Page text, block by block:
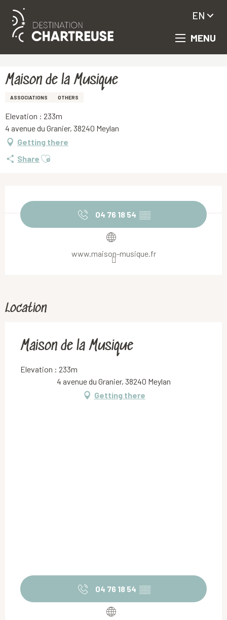
Aller
principal
MENU
EN
Maison de la Musique
ASSOCIATIONS OTHERS
Elevation : 233m
4 avenue du Granier, 38240 Meylan
Getting there
Share Ajouter aux favoris
04 76 18 54 ▒▒
www.maison-musique.fr
Location
Maison de la Musique
Elevation : 233m
4 avenue du Granier, 38240 Meylan
Getting there
04 76 18 54 ▒▒